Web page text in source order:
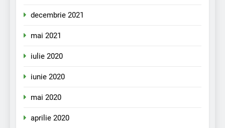
decembrie 2021
mai 2021
iulie 2020
iunie 2020
mai 2020
aprilie 2020